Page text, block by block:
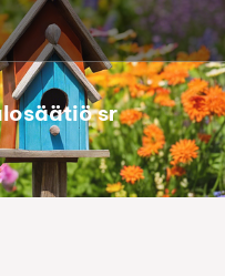
sr